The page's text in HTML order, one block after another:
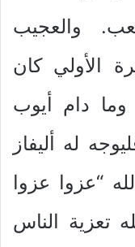
والعجيب
الأولي كان
وما دام أيوب
له أليفاز
“عزوا عزوا
تعزية الناس